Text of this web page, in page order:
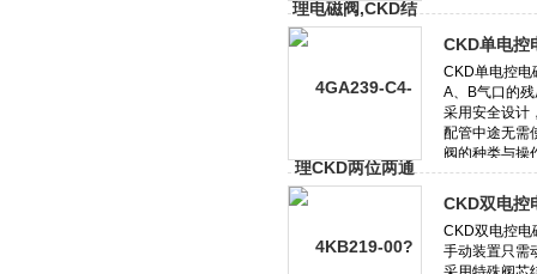
CKD单电控
CKD双电控